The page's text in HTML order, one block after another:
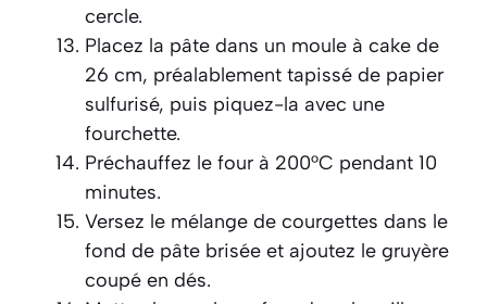
cercle.
Placez la pâte dans un moule à cake de
26 cm, préalablement tapissé de papier
sulfurisé, puis piquez-la avec une
fourchette.
Préchauffez le four à 200°C pendant 10
minutes.
Versez le mélange de courgettes dans le
fond de pâte brisée et ajoutez le gruyère
coupé en dés.